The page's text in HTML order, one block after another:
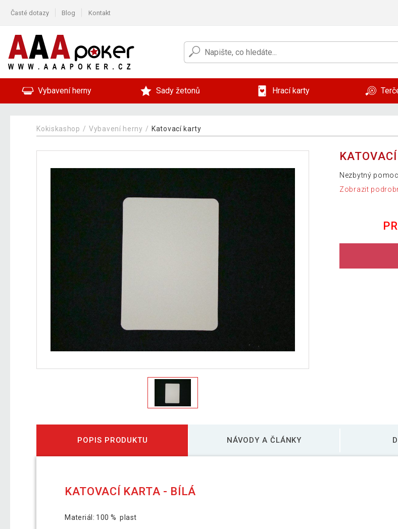
Časté dotazy Blog Kontakt
Vybavení herny Sady žetonů Hrací karty
Kokiskashop Vybavení herny Katovací karty
Nezbytný
Zobrazit
POPIS PRODUKTU NÁVODY A ČLÁNKY
KATOVACÍ KARTA - BÍLÁ
Materiál: 100 % plast